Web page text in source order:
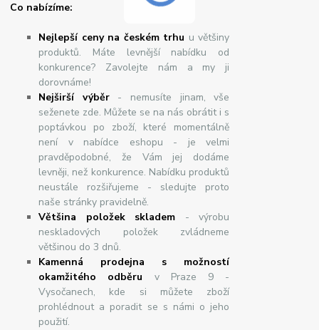
Co nabízíme:
Nejlepší ceny na českém trhu u většiny
produktů. Máte levnější nabídku od
konkurence? Zavolejte nám a my ji
dorovnáme!
Nejširšívýběr- nemusíte jinam, vše
seženete zde. Můžete se na nás obrátit i s
poptávkou po zboží, které momentálně
není v nabídce eshopu - je velmi
pravděpodobné, že Vám jej dodáme
levněji, než konkurence. Nabídku produktů
neustále rozšiřujeme - sledujte proto
naše stránky pravidelně.
Většina položek skladem - výrobu
neskladových položek zvládneme
většinou do 3 dnů.
Kamenná prodejna s možností
okamžitého odběru v Praze 9 -
Vysočanech, kde si můžete zboží
prohlédnout a poradit se s námi o jeho
použití.